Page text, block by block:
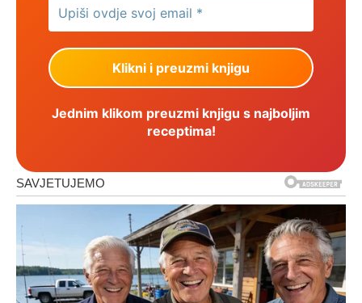
Jednim klikom preuzmi knjigu s najboljim
receptima!